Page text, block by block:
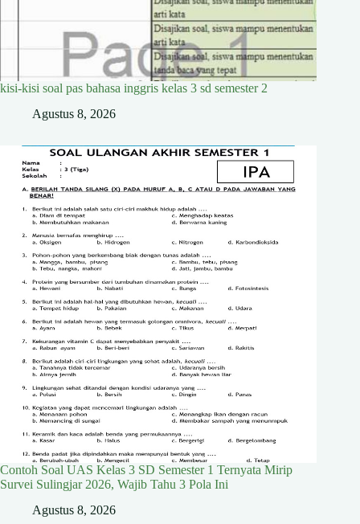
kisi-kisi soal pas bahasa inggris kelas 3 sd semester 2
Agustus 8, 2026
Contoh Soal UAS Kelas 3 SD Semester 1 Ternyata Mirip
Survei Sulingjar 2026, Wajib Tahu 3 Pola Ini
Agustus 8, 2026